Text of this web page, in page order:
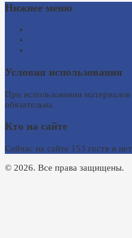
Нижнее меню
Условия использования
При использовании
обязательна.
Кто на сайте
Сейчас на сайте 153 гостя и
© 2026. Все права защищены.